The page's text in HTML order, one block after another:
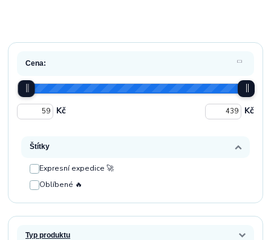
Cena:
Kč Kč
Štítky
Expresní expedice 🚀
Oblíbené 🔥
Typ produktu